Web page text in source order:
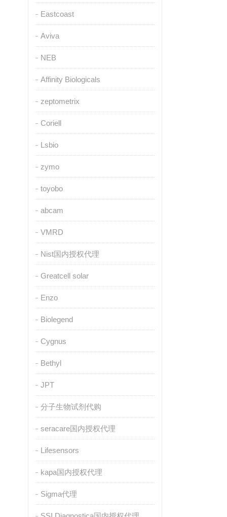
Eastcoast
Aviva
NEB
Affinity Biologicals
zeptometrix
Coriell
Lsbio
zymo
toyobo
abcam
VMRD
Nist国内授权代理
Greatcell solar
Enzo
Biolegend
Cygnus
Bethyl
JPT
分子生物试剂代购
seracare国内授权代理
Lifesensors
kapa国内授权代理
Sigma代理